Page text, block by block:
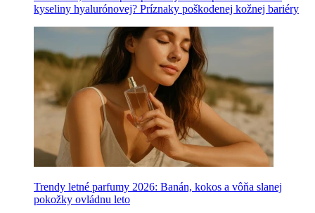
kyseliny hyalurónovej? Príznaky poškodenej kožnej bariéry
Trendy letné parfumy 2026: Banán, kokos a vôňa slanej
pokožky ovládnu leto